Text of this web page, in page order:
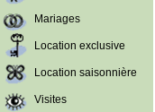
Mariages
Location exclusive
Location saisonnière
Visites